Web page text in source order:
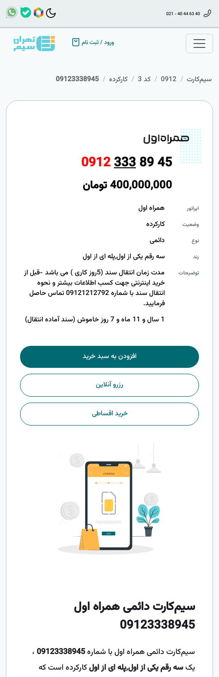
021 - 40 44 63 40
ورود/ثبت نام
سیم‌کارت 0912 کد 3 کارکرده 09123338945
09123338945
400,000,000تومان
اپراتور همراه اول
وضعیت کارکرده
نوع دائمی
رند سه رقم یکی از اول,پله ای از اول
توضیحات
مدت زمان انتقال سند (5روز کاری ) می باشد -قبل از
خرید اینترنتی جهت کسب اطلاعات بیشتر و نحوه
انتقال سند با شماره 09121212792 تماس حاصل
فرمایید.
1 سال و 11 ماه و 7 روز خاموش (سند آماده انتقال)
افزودن به سبد خرید
رزرو آنلاین
خرید اقساطی
سیم‌کارت دائمی همراه اول
09123338945
سیم‌کارت دائمی همراه اول با شماره09123338945 ،
یکسه رقم یکی از اول,پله ای از اولکارکرده است که